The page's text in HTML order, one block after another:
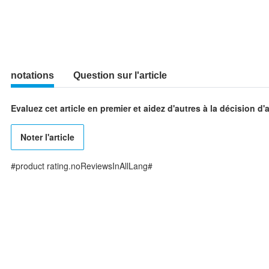
notations Question sur l'article
Evaluez cet article en premier et aidez d'autres à la décision
Noter l'article
#product rating.noReviewsInAllLang#